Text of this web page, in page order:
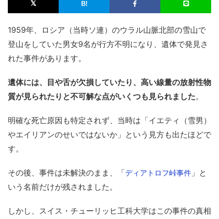
1959年、ロシア（当時ソ連）のウラル山脈北部の雪山で
登山をしていた男女9名が行方不明になり、遺体で発見さ
れた事件があります。
遺体には、目や舌が欠損していたり、高い線量の放射性物
質が見られたりと不可解な点がいくつも見られました。
明確な死亡原因も特定されず、当時は「イエティ（雪男）
やエイリアンのせいではないか」という見方も出たほどで
す。
その後、事件は未解決のまま、「ディアトロフ峠事件 」と
いう名前だけが残されました。
しかし、スイス・チューリッヒ工科大学はこの事件の真相